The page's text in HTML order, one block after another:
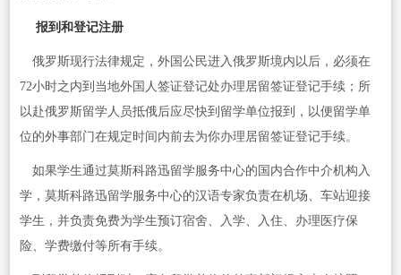
报到和登记注册
俄罗斯现行法律规定，外国公民进入俄罗斯境内以后，必须在
72小时之内到当地外国人签证登记处办理居留签证登记手续；所
以赴俄罗斯留学人员抵俄后应尽快到留学单位报到，以便留学单
位的外事部门在规定时间内前去为你办理居留签证登记手续。
如果学生通过莫斯科路迅留学服务中心的国内合作中介机构入
学，莫斯科路迅留学服务中心的汉语专家负责在机场、车站迎接
学生，并负责免费为学生预订宿舍、入学、入住、办理医疗保
险、学费缴付等所有手续。